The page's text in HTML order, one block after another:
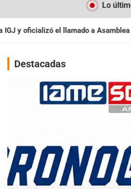
Lo
General Ordinaria IAME
Destacadas